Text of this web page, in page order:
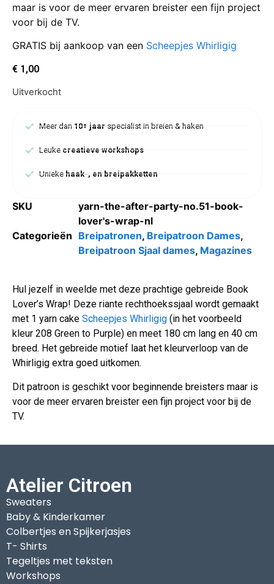
maar is voor de meer ervaren breister een fijn project
voor bij de TV.
GRATIS bij aankoop van een Scheepjes Whirligig
€ 1,00
Uitverkocht
Meer dan 10+ jaar specialist in breien & haken
Leuke creatieve workshops
Uniekehaak-, en breipakketten
SKU
yarn-the-after-party-no.51-book-
lover's-wrap-nl
Categorieën Breipatronen, Breipatroon Dames,
Breipatroon Sjaal dames, Magazines
Hul jezelf in weelde met deze prachtige gebreide Book
Lover’s Wrap! Deze riante rechthoekssjaal wordt gemaakt
met 1 yarn cake Scheepjes Whirligig (in het voorbeeld
kleur 208 Green to Purple) en meet 180 cm lang en 40 cm
breed. Het gebreide motief laat het kleurverloop van de
Whirligig extra goed uitkomen.
Dit patroon is geschikt voor beginnende breisters maar is
voor de meer ervaren breister een fijn project voor bij de
TV.
Atelier Citroen
Sweaters
Baby & Kinderkamer
Colbertjes en Spijkerjasjes
T- Shirts
Tegeltjes met teksten
Workshops